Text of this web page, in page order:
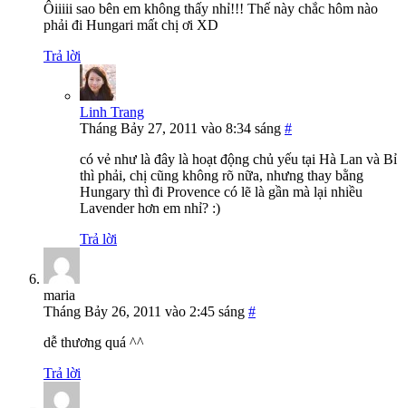
Ôiiiii sao bên em không thấy nhỉ!!! Thế này chắc hôm nào
phải đi Hungari mất chị ơi XD
Trả lời
Linh Trang
Tháng Bảy 27, 2011 vào 8:34 sáng #
có vẻ như là đây là hoạt động chủ yếu tại Hà Lan và Bỉ
thì phải, chị cũng không rõ nữa, nhưng thay bằng
Hungary thì đi Provence có lẽ là gần mà lại nhiều
Lavender hơn em nhỉ? :)
Trả lời
maria
Tháng Bảy 26, 2011 vào 2:45 sáng #
dễ thương quá ^^
Trả lời